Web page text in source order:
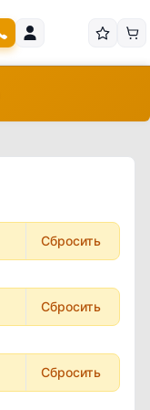
Сбросить
Сбросить
Сбросить